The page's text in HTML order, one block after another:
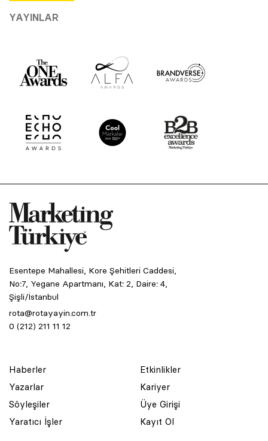
YAYINLAR
Esentepe Mahallesi, Kore Şehitleri Caddesi,
No:7, Yegane Apartmanı, Kat: 2, Daire: 4,
Şişli/İstanbul
rota@rotayayin.com.tr
0 (212) 211 11 12
Haberler
Yazarlar
Söyleşiler
Yaratıcı İşler
Etkinlikler
Kariyer
Üye Girişi
Kayıt Ol